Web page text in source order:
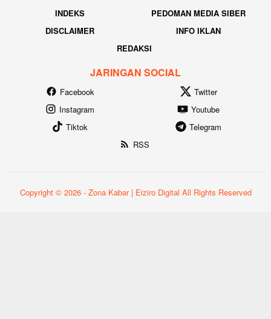
INDEKS
PEDOMAN MEDIA SIBER
DISCLAIMER
INFO IKLAN
REDAKSI
JARINGAN SOCIAL
Facebook
Twitter
Instagram
Youtube
Tiktok
Telegram
RSS
Copyright © 2026 - Zona Kabar | Eiziro Digital All Rights Reserved